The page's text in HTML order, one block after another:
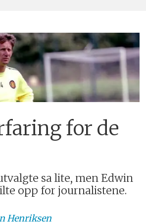
for de
sa lite, men Edwin
opp for journalistene.
Henriksen